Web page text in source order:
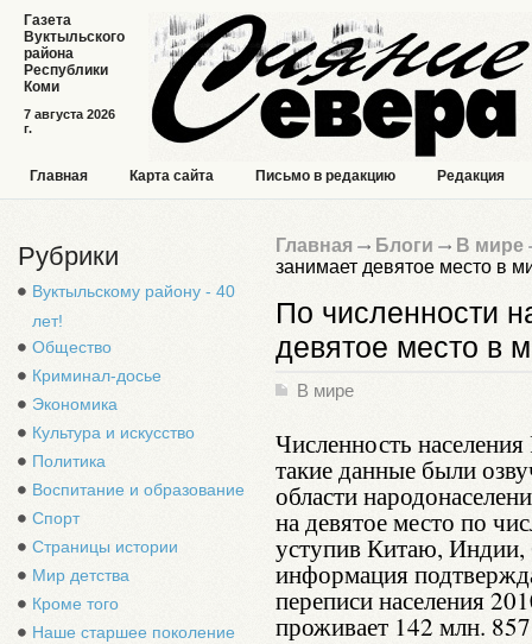
7 августа 2026
г.
Газета
Вуктыльского
района
Республики
Коми
Главная Карта сайта Письмо в редакцию Редакция
Рубрики
Вуктыльскому району - 40
лет!
Общество
Криминал-досье
Экономика
Культура и искусство
Политика
Воспитание и образование
Спорт
Страницы истории
Мир детства
Кроме того
Наше старшее поколение
Главная Блоги
В мире
занимает девятое место в
По численности
девятое место в
В мире
Численность
такие данные были
области
на девятое место по
уступив Китаю,
информация
переписи населения
проживает 142 млн.